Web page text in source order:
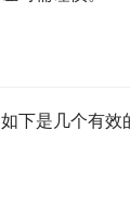
下是几个有